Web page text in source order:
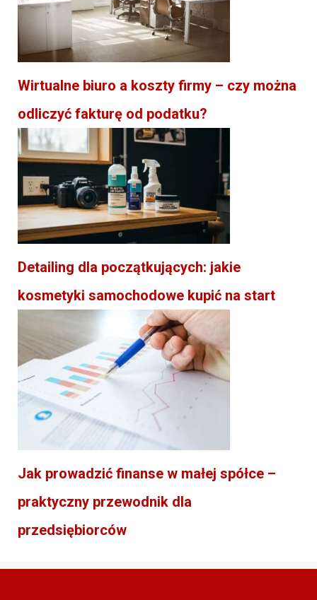
Wirtualne biuro a koszty firmy – czy można
odliczyć fakturę od podatku?
Detailing dla początkujących: jakie
kosmetyki samochodowe kupić na start
Jak prowadzić finanse w małej spółce –
praktyczny przewodnik dla
przedsiębiorców